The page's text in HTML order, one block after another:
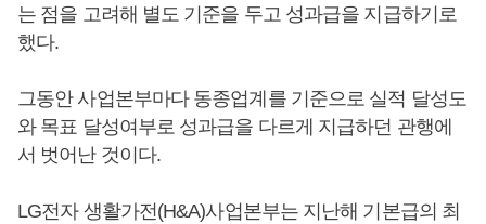
는 점을 고려해 별도 기준을 두고 성과급을 지급하기로
했다.
그동안 사업본부마다 동종업계를 기준으로 실적 달성도
와 목표 달성여부로 성과급을 다르게 지급하던 관행에
서 벗어난 것이다.
LG전자 생활가전(H&A)사업본부는 지난해 기본급의 최